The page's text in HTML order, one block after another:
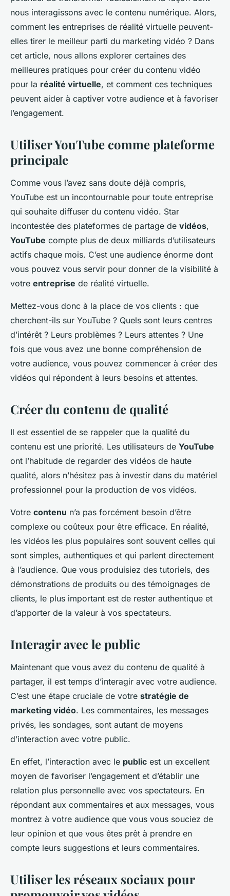
nous interagissons avec le contenu numérique. Alors,
comment les entreprises de réalité virtuelle peuvent-
elles tirer le meilleur parti du marketing vidéo ? Dans
cet article, nous allons explorer certaines des
meilleures pratiques pour créer du contenu vidéo
pour la réalité virtuelle, et comment ces techniques
peuvent aider à captiver votre audience et à favoriser
l’engagement.
Utiliser YouTube comme plateforme
principale
Comme vous l’avez sans doute déjà compris,
YouTube est un incontournable pour toute entreprise
qui souhaite diffuser du contenu vidéo. Star
incontestée des plateformes de partage de vidéos,
YouTube compte plus de deux milliards d’utilisateurs
actifs chaque mois. C’est une audience énorme dont
vous pouvez vous servir pour donner de la visibilité à
votre entreprise de réalité virtuelle.
Mettez-vous donc à la place de vos clients : que
cherchent-ils sur YouTube ? Quels sont leurs centres
d’intérêt ? Leurs problèmes ? Leurs attentes ? Une
fois que vous avez une bonne compréhension de
votre audience, vous pouvez commencer à créer des
vidéos qui répondent à leurs besoins et attentes.
Créer du contenu de qualité
Il est essentiel de se rappeler que la qualité du
contenu est une priorité. Les utilisateurs de YouTube
ont l’habitude de regarder des vidéos de haute
qualité, alors n’hésitez pas à investir dans du matériel
professionnel pour la production de vos vidéos.
Votre contenu n’a pas forcément besoin d’être
complexe ou coûteux pour être efficace. En réalité,
les vidéos les plus populaires sont souvent celles qui
sont simples, authentiques et qui parlent directement
à l’audience. Que vous produisiez des tutoriels, des
démonstrations de produits ou des témoignages de
clients, le plus important est de rester authentique et
d’apporter de la valeur à vos spectateurs.
Interagir avec le public
Maintenant que vous avez du contenu de qualité à
partager, il est temps d’interagir avec votre audience.
C’est une étape cruciale de votre stratégie de
marketing vidéo. Les commentaires, les messages
privés, les sondages, sont autant de moyens
d’interaction avec votre public.
En effet, l’interaction avec le public est un excellent
moyen de favoriser l’engagement et d’établir une
relation plus personnelle avec vos spectateurs. En
répondant aux commentaires et aux messages, vous
montrez à votre audience que vous vous souciez de
leur opinion et que vous êtes prêt à prendre en
compte leurs suggestions et leurs commentaires.
Utiliser les réseaux sociaux pour